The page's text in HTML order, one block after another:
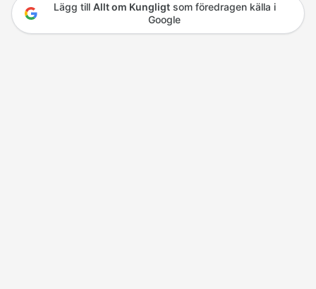
Lägg till Allt om Kungligtsom föredragen källa i
Google